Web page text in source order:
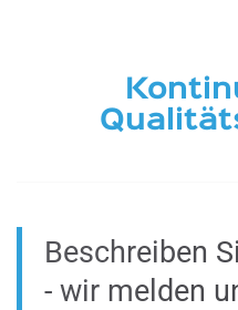
Beschreiben
- wir melden